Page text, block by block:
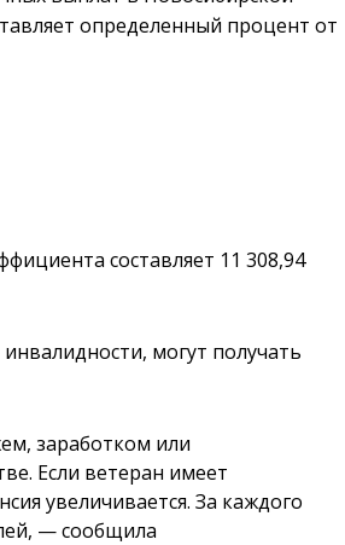
определенный процент от
составляет 11 308,94
могут получать
заработком или
Если ветеран имеет
увеличивается. За каждого
— сообщила